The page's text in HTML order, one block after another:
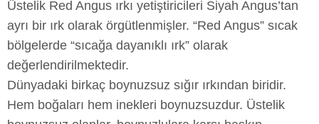
Üstelik Red Angus ırkı yetiştiricileri Siyah Angus’tan
ayrı bir ırk olarak örgütlenmişler. “Red Angus” sıcak
bölgelerde “sıcağa dayanıklı ırk” olarak
değerlendirilmektedir.
Dünyadaki birkaç boynuzsuz sığır ırkından biridir.
Hem boğaları hem inekleri boynuzsuzdur. Üstelik